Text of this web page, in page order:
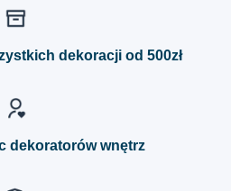
można
dekoracji od 500zł
dekoratorów wnętrz